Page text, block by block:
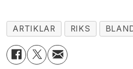
ARTIKLAR RIKS